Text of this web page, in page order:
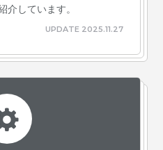
介しています。
UPDATE 2025.11.27